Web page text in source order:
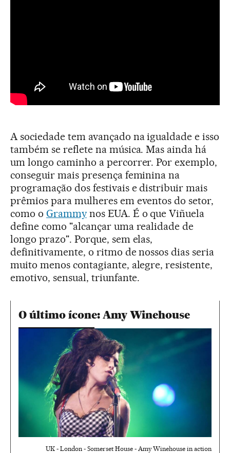
A sociedade tem avançado na igualdade e isso
também se reflete na música. Mas ainda há
um longo caminho a percorrer. Por exemplo,
conseguir mais presença feminina na
programação dos festivais e distribuir mais
prêmios para mulheres em eventos do setor,
como o Grammynos EUA. É o que Viñuela
define como "alcançar uma realidade de
longo prazo". Porque, sem elas,
definitivamente, o ritmo de nossos dias seria
muito menos contagiante, alegre, resistente,
emotivo, sensual, triunfante.
O último ícone: Amy Winehouse
UK - London - Somerset House - Amy Winehouse in action